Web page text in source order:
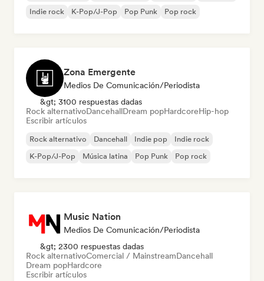
Indie rock
K-Pop/J-Pop Pop Punk Pop rock
Zona Emergente
Medios De Comunicación/Periodista
&gt; 3100 respuestas dadas
Rock alternativoDancehallDream popHardcoreHip-hop
Escribir artículos
Rock alternativo Dancehall Indie pop
Indie rock
K-Pop/J-Pop
Música latina Pop Punk Pop rock
Music Nation
Medios De Comunicación/Periodista
&gt; 2300 respuestas dadas
Rock alternativoComercial / MainstreamDancehall
Dream popHardcore
Escribir artículos